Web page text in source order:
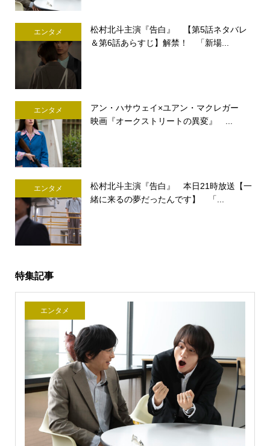
エンタメ
松村北斗主演『告白』 【第5話ネタバレ
＆第6話あらすじ】解禁！ 「新場...
エンタメ
アン・ハサウェイ×ユアン・マクレガー
映画『オークストリートの異変』 ...
エンタメ
松村北斗主演『告白』 本日21時放送【一
緒に来るの夢だったんです】 「...
特集記事
エンタメ